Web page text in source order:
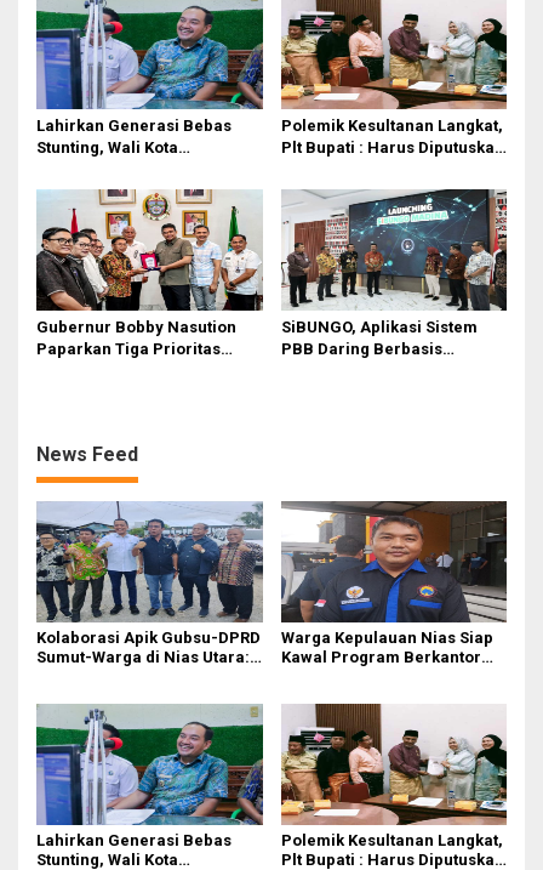
Lahirkan Generasi Bebas
Stunting, Wali Kota
Optimalisasi SP3 Catin
Polemik Kesultanan Langkat,
Plt Bupati : Harus Diputuskan
Dialog
Gubernur Bobby Nasution
Paparkan Tiga Prioritas
SiBUNGO, Aplikasi Sistem
PBB Daring Berbasis
News Feed
Kolaborasi Apik Gubsu-DPRD
Sumut-Warga di Nias Utara:
Warga Kepulauan Nias Siap
Kawal Program Berkantor
Lahirkan Generasi Bebas
Stunting, Wali Kota
Polemik Kesultanan Langkat,
Plt Bupati : Harus Diputuskan